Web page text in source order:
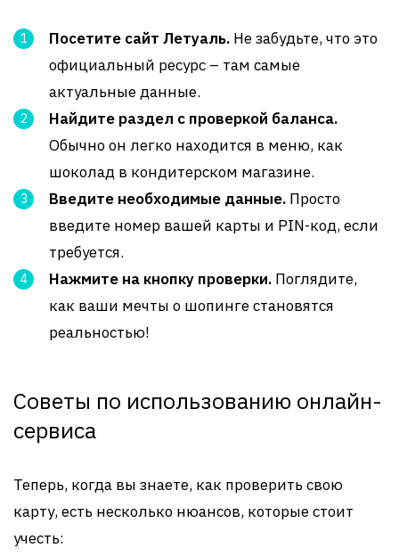
Посетите сайт Летуаль. Не забудьте, что это
официальный ресурс – там самые
актуальные данные.
Найдите раздел с проверкой баланса.
Обычно он легко находится в меню, как
шоколад в кондитерском магазине.
Введите необходимые данные. Просто
введите номер вашей карты и PIN-код, если
требуется.
Нажмите на кнопку проверки. Поглядите,
как ваши мечты о шопинге становятся
реальностью!
Советы по использованию онлайн-
сервиса
Теперь, когда вы знаете, как проверить свою
карту, есть несколько нюансов, которые стоит
учесть: